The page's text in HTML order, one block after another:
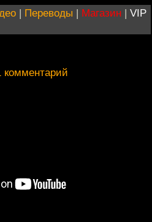
| Переводы | Магазин | VIP
комментарий